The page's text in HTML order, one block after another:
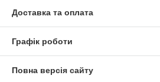
Доставка та оплата
Графік роботи
Повна версія сайту